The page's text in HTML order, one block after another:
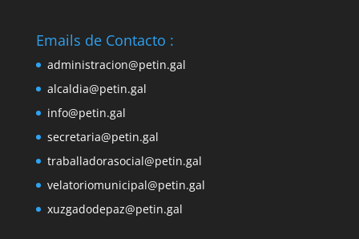
Emails de Contacto :
administracion@petin.gal
alcaldia@petin.gal
info@petin.gal
secretaria@petin.gal
traballadorasocial@petin.gal
velatoriomunicipal@petin.gal
xuzgadodepaz@petin.gal